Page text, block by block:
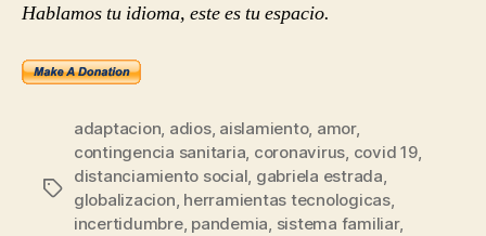
Hablamos tu idioma, este es tu espacio.
Etiquetas
adaptacion, adios, aislamiento, amor,
contingencia sanitaria, coronavirus, covid 19,
distanciamiento social, gabriela estrada,
globalizacion, herramientas tecnologicas,
incertidumbre, pandemia, sistema familiar,